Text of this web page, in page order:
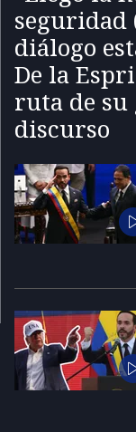
seguridad
diálogo
De la
ruta de
discurso